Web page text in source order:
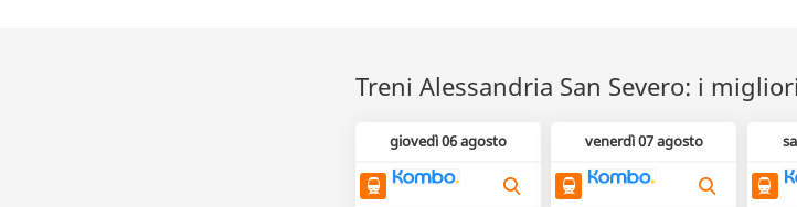
Treni Alessandria San Severo: i
giovedì 06 agosto venerdì 07 agosto